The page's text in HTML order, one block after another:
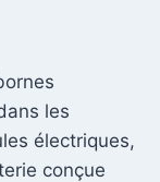
les
électriques,
conçue